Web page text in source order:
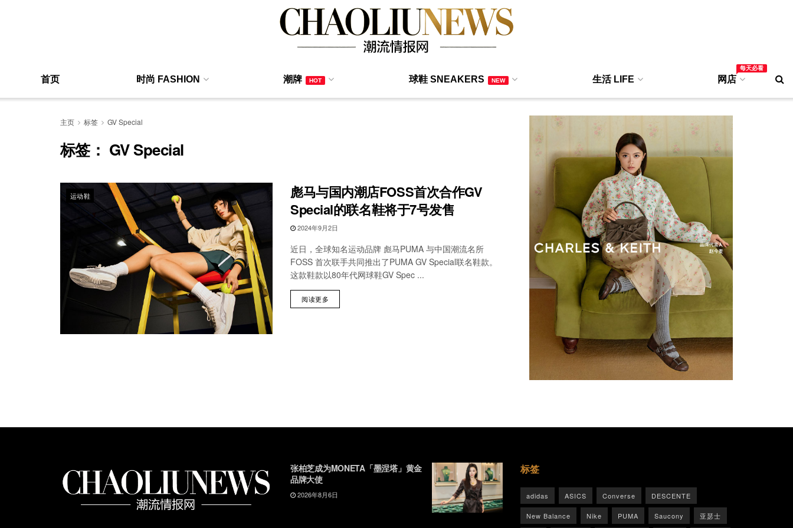
首页 时尚 FASHION 潮牌 HOT 球鞋 SNEAKERS NEW 生活 LIFE 网店
每天必看
主页 标签 GV Special
标签： GV Special
运动鞋
彪马与国内潮店FOSS首次合作GV
Special的联名鞋将于7号发售
2024年9月2日
近日，全球知名运动品牌 彪马PUMA 与中国潮流名所
FOSS 首次联手共同推出了PUMA GV Special联名鞋款。
这款鞋款以80年代网球鞋GV Spec ...
阅读更多
张柏芝成为MONETA「墨涅塔」黄金
品牌大使
2026年8月6日
标签
adidas ASICS Converse DESCENTE
New Balance Nike PUMA Saucony 亚瑟士